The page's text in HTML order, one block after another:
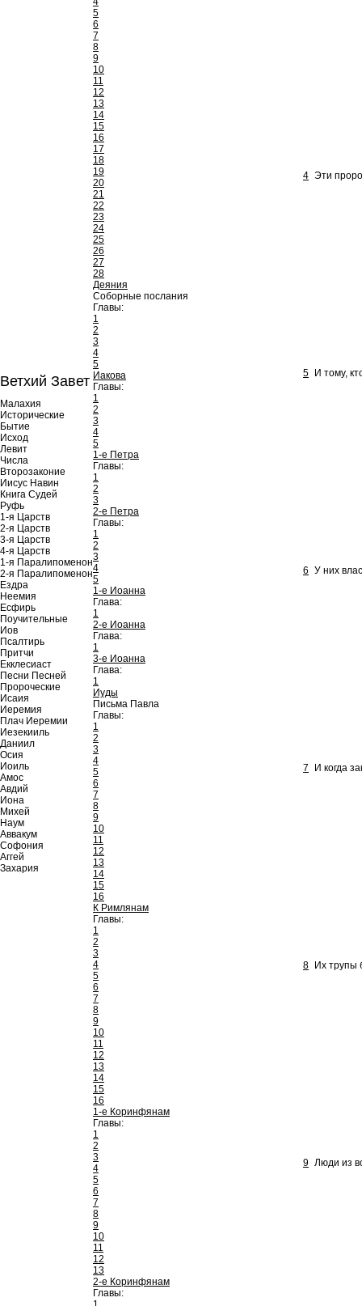
Ветхий Завет
Малахия
Исторические
Бытие
Исход
Левит
Числа
Второзаконие
Иисус Навин
Книга Судей
Руфь
1-я Царств
2-я Царств
3-я Царств
4-я Царств
1-я Паралипоменон
2-я Паралипоменон
Ездра
Неемия
Есфирь
Поучительные
Иов
Псалтирь
Притчи
Екклесиаст
Песни Песней
Пророческие
Исаия
Иеремия
Плач Иеремии
Иезекииль
Даниил
Осия
Иоиль
Амос
Авдий
Иона
Михей
Наум
Аввакум
Софония
Аггей
Захария
5
6
7
8
9
10
11
12
13
14
15
16
17
18
19
20
21
22
23
24
25
26
27
28
Деяния
Соборные послания
Главы:
1
2
3
4
5
Иакова
Главы:
1
2
3
4
5
1-е Петра
Главы:
1
2
3
2-е Петра
Главы:
1
2
3
4
5
1-е Иоанна
Глава:
1
2-е Иоанна
Глава:
1
3-е Иоанна
Глава:
1
Иуды
Письма Павла
Главы:
1
2
3
4
5
6
7
8
9
10
11
12
13
14
15
16
К Римлянам
Главы:
1
2
3
4
5
6
7
8
9
10
11
12
13
14
15
16
1-е Коринфянам
Главы:
1
2
3
4
5
6
7
8
9
10
11
12
13
2-е Коринфянам
Главы:
4 Эти
5 И тому,
6 У них
7 И когда
8 Их трупы
9 Люди из